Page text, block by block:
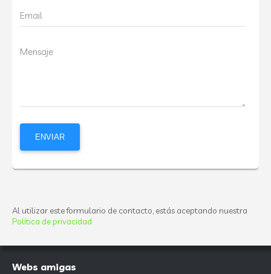
Email
Mensaje
Al utilizar este formulario de contacto, estás aceptando nuestra
Política de privacidad
Webs amigas